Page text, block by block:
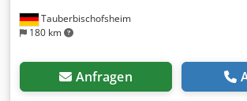
Tauberbischofsheim
180 km
Anfragen